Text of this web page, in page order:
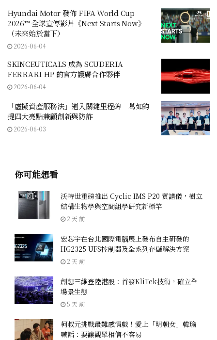
Hyundai Motor 發佈 FIFA World Cup
2026™ 全球宣傳影片《Next Starts Now》
（未來始於當下）
2026-06-04
SKINCEUTICALS 成為 SCUDERIA
FERRARI HP 的官方護膚合作夥伴
2026-06-04
「虛擬資產服務法」邁入關鍵里程碑 葛如鈞
提四大亮點兼顧創新與防詐
2026-06-03
你可能想看
沃特世重磅推出 Cyclic IMS P20 質譜儀，樹立
結構生物學與空間組學研究新標竿
2 天 前
宏芯宇在台北國際電腦展上發布自主研發的
HG2325 UFS控制器及全系列存儲解決方案
2 天 前
創想三維登陸港股：首發KliTek技術，確立全
場景生態
5 天 前
柯叔元挑戰最難感情戲！愛上「明朝女」韓瑜
喊話：要讓觀眾相信不容易